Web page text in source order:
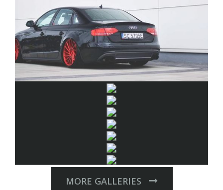
MORE GALLERIES